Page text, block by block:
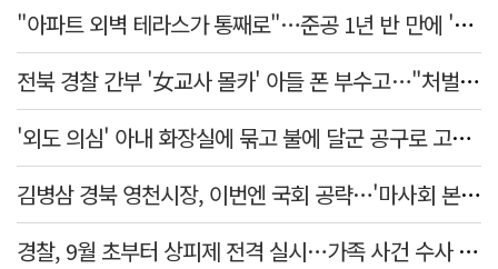
"아파트 외벽 테라스가 통째로"…준공 1년 반 만에 '아찔 사고'
전북 경찰 간부 '女교사 몰카' 아들 폰 부수고…"처벌 못하는 사안" 내부망에 글
'외도 의심' 아내 화장실에 묶고 불에 달군 공구로 고문…남편 검거
김병삼 경북 영천시장, 이번엔 국회 공략…'마사회 본사 이전·광역교통망 확충' 요청
경찰, 9월 초부터 상피제 전격 실시…가족 사건 수사 못해